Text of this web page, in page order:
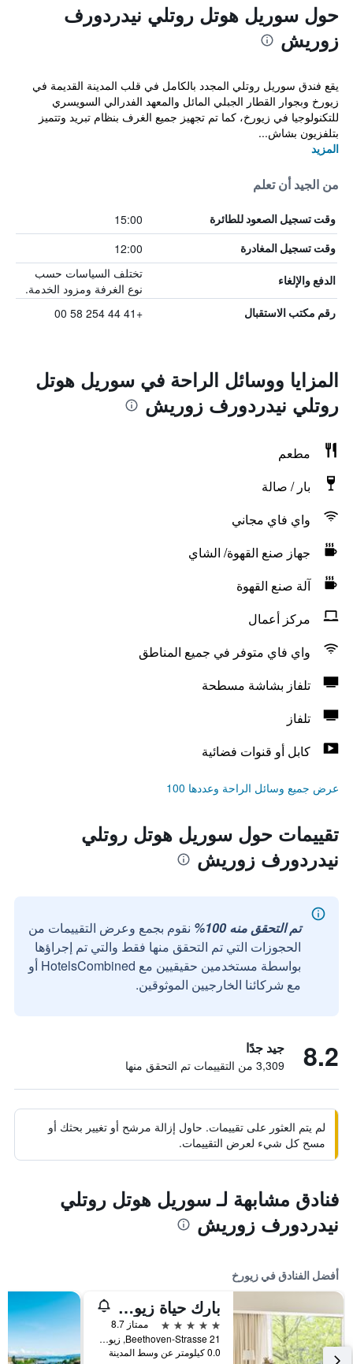
حول سوريل هوتل روتلي نيدردورف
زوريش
يقع فندق سوريل روتلي المجدد بالكامل في قلب المدينة القديمة في
زيورخ وبجوار القطار الجبلي المائل والمعهد الفدرالي السويسري
للتكنولوجيا في زيورخ، كما تم تجهيز جميع الغرف بنظام تبريد وتتميز
بتلفزيون بشاش...
المزيد
من الجيد أن تعلم
وقت تسجيل الصعود للطائرة 15:00
وقت تسجيل المغادرة 12:00
الدفع والإلغاء
تختلف السياسات حسب
نوع الغرفة ومزود الخدمة.
رقم مكتب الاستقبال +41 44 254 58 00
المزايا ووسائل الراحة في سوريل هوتل
روتلي نيدردورف زوريش
مطعم
بار / صالة
واي فاي مجاني
جهاز صنع القهوة/ الشاي
آلة صنع القهوة
مركز أعمال
واي فاي متوفر في جميع المناطق
تلفاز بشاشة مسطحة
تلفاز
كابل أو قنوات فضائية
عرض جميع وسائل الراحة وعددها 100
تقييمات حول سوريل هوتل روتلي
نيدردورف زوريش
تم التحقق منه 100%
نقوم بجمع وعرض التقييمات من
الحجوزات التي تم التحقق منها فقط والتي تم إجراؤها
بواسطة مستخدمين حقيقيين مع HotelsCombined أو
مع شركائنا الخارجيين الموثوقين.
8.2 جيد جدًا
3,309 من التقييمات تم التحقق منها
لم يتم العثور على تقييمات. حاول إزالة مرشح أو تغيير بحثك أو
مسح كل شيء لعرض التقييمات.
فنادق مشابهة لـ سوريل هوتل روتلي
نيدردورف زوريش
أفضل الفنادق في زيورخ
بارك حياة زيوريخ
5 نجوم
ممتاز 8.7
Beethoven-Strasse 21, زيورخ, كانتون زيورخ, سويسرا
0.0 كيلومتر عن وسط المدينة